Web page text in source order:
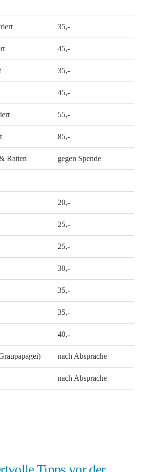
35,-
45,-
35,-
45,-
55,-
85,-
Ratten gegen Spende
20,-
25,-
25,-
30,-
35,-
35,-
40,-
nach Absprache
nach Absprache